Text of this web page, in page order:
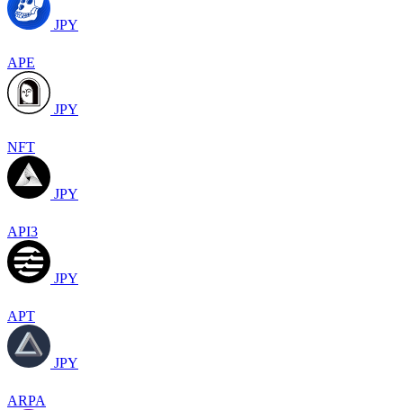
JPY
APE
JPY
NFT
JPY
API3
JPY
APT
JPY
ARPA